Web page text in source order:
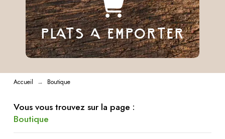
PLATS A EMPORTER
Accueil → Boutique
Vous vous trouvez sur la page :
Boutique